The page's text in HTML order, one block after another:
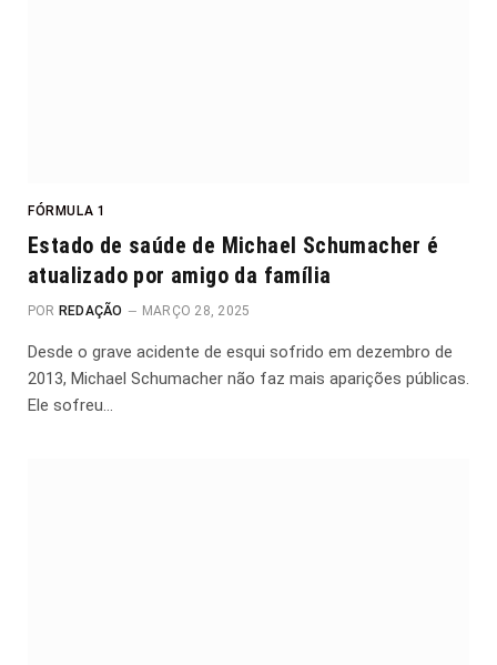
FÓRMULA 1
Estado de saúde de Michael Schumacher é
atualizado por amigo da família
POR REDAÇÃO MARÇO 28, 2025
Desde o grave acidente de esqui sofrido em dezembro de
2013, Michael Schumacher não faz mais aparições públicas.
Ele sofreu…